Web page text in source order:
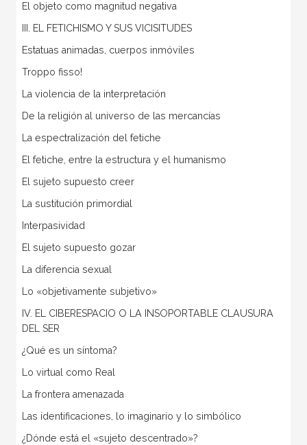
El objeto como magnitud negativa
III. EL FETICHISMO Y SUS VICISITUDES
Estatuas animadas, cuerpos inmóviles
Troppo fisso!
La violencia de la interpretación
De la religión al universo de las mercancías
La espectralización del fetiche
El fetiche, entre la estructura y el humanismo
El sujeto supuesto creer
La sustitución primordial
Interpasividad
El sujeto supuesto gozar
La diferencia sexual
Lo «objetivamente subjetivo»
IV. EL CIBERESPACIO O LA INSOPORTABLE CLAUSURA
DEL SER
¿Qué es un síntoma?
Lo virtual como Real
La frontera amenazada
Las identificaciones, lo imaginario y lo simbólico
¿Dónde está el «sujeto descentrado»?